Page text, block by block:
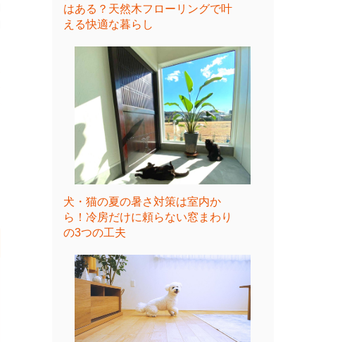
はある？天然木フローリングで叶
える快適な暮らし
犬・猫の夏の暑さ対策は室内か
ら！冷房だけに頼らない窓まわり
の3つの工夫